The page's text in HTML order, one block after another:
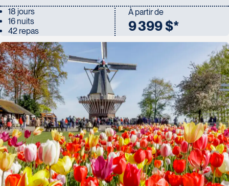
18 jours
16 nuits
42 repas
À partir de
9 399 $*